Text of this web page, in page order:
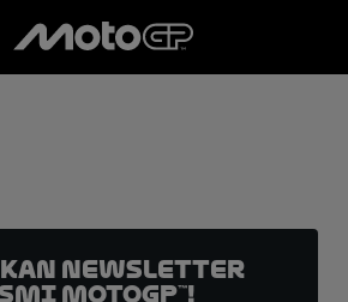
Newsletter
MotoGP™!